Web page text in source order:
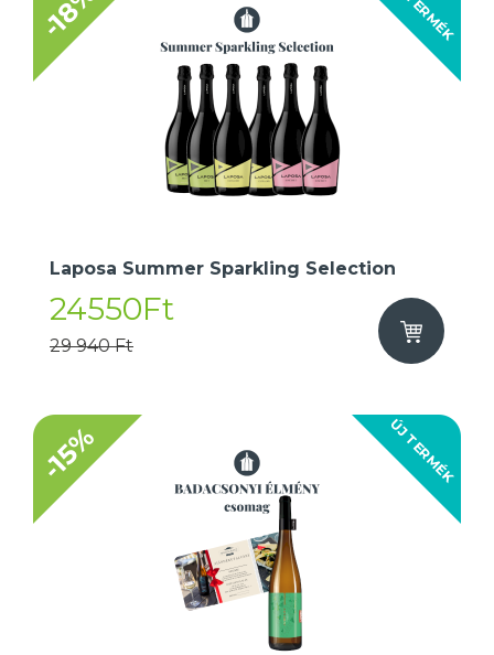
Laposa Summer Sparkling Selection
24550Ft
29 940 Ft
ÚJ TERMÉK
-15%